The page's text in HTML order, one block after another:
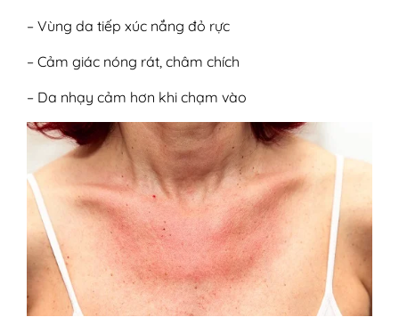
– Vùng da tiếp xúc nắng đỏ rực
– Cảm giác nóng rát, châm chích
– Da nhạy cảm hơn khi chạm vào